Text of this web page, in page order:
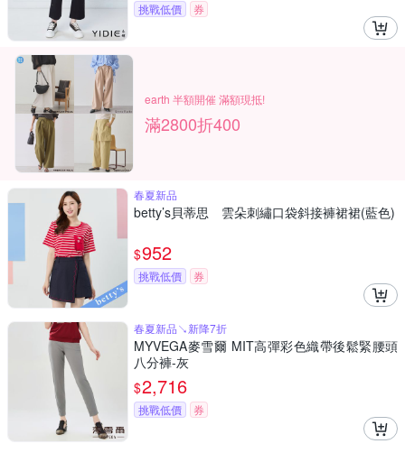
挑戰低價 券
earth 半額開催 滿額現抵!
滿2800折400
春夏新品
betty’s貝蒂思 雲朵刺繡口袋斜接褲裙裙(藍色)
$952
挑戰低價 券
春夏新品↘新降7折
MYVEGA麥雪爾 MIT高彈彩色織帶後鬆緊腰頭
八分褲-灰
$2,716
挑戰低價 券